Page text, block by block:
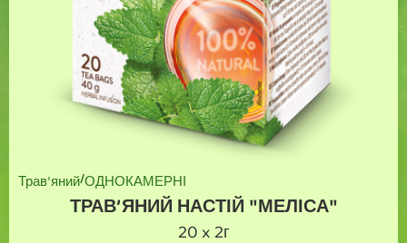
Трав'яний/ОДНОКАМЕРНІ
ТРАВ’ЯНИЙ НАСТІЙ "МЕЛІСА"
20 x 2г